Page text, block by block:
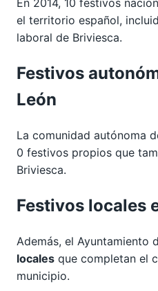
el territorio español,
laboral de Briviesca.
Festivos
León
La comunidad autónoma
0 festivos propios que
Briviesca.
Festivos locales
Además, el Ayuntamiento
locales que completan el
municipio.